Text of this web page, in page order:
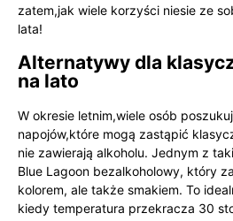
zatem,jak wiele korzyści niesie ze
lata!
Alternatywy dla
na lato
W okresie letnim,wiele osób
napojów,które mogą zastąpić
nie zawierają alkoholu. Jednym z
Blue Lagoon bezalkoholowy, który
kolorem, ale także smakiem. To
kiedy temperatura przekracza 30